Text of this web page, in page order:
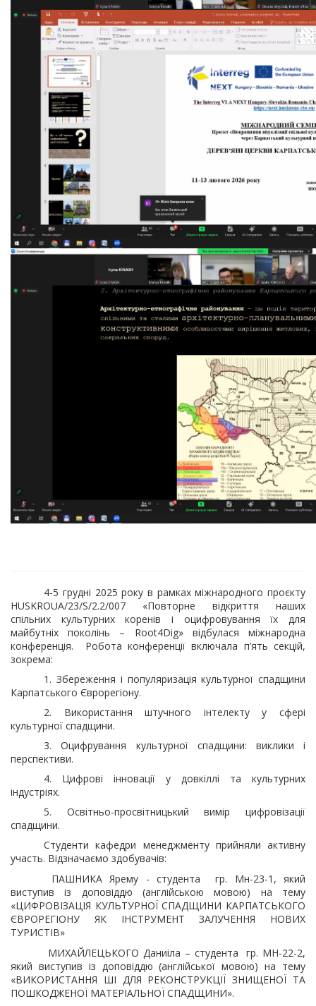
4-5 грудні 2025 року в рамках міжнародного проєкту
HUSKROUA/23/S/2.2/007 «Повторне відкриття наших
спільних культурних коренів і оцифровування їх для
майбутніх поколінь – Root4Dig» відбулася міжнародна
конференція. Робота конференції включала п’ять секцій,
зокрема:
1. Збереження і популяризація культурної спадщини
Карпатського Єврорегіону.
2. Використання штучного інтелекту у сфері
культурної спадщини.
3. Оцифрування культурної спадщини: виклики і
перспективи.
4. Цифрові інновації у довкіллі та культурних
індустріях.
5. Освітньо-просвітницький вимір цифровізації
спадщини.
Студенти кафедри менеджменту прийняли активну
участь. Відзначаємо здобувачів:
ПАШНИКА Ярему - студента гр. Мн-23-1, який
виступив із доповіддю (англійською мовою) на тему
«ЦИФРОВІЗАЦІЯ КУЛЬТУРНОЇ СПАДЩИНИ КАРПАТСЬКОГО
ЄВРОРЕГІОНУ ЯК ІНСТРУМЕНТ ЗАЛУЧЕННЯ НОВИХ
ТУРИСТІВ»
МИХАЙЛЕЦЬКОГО Даниіла – студента гр. МН-22-2,
який виступив із доповіддю (англійської мовою) на тему
«ВИКОРИСТАННЯ ШІ ДЛЯ РЕКОНСТРУКЦІЇ ЗНИЩЕНОЇ ТА
ПОШКОДЖЕНОЇ МАТЕРІАЛЬНОЇ СПАДЩИНИ».